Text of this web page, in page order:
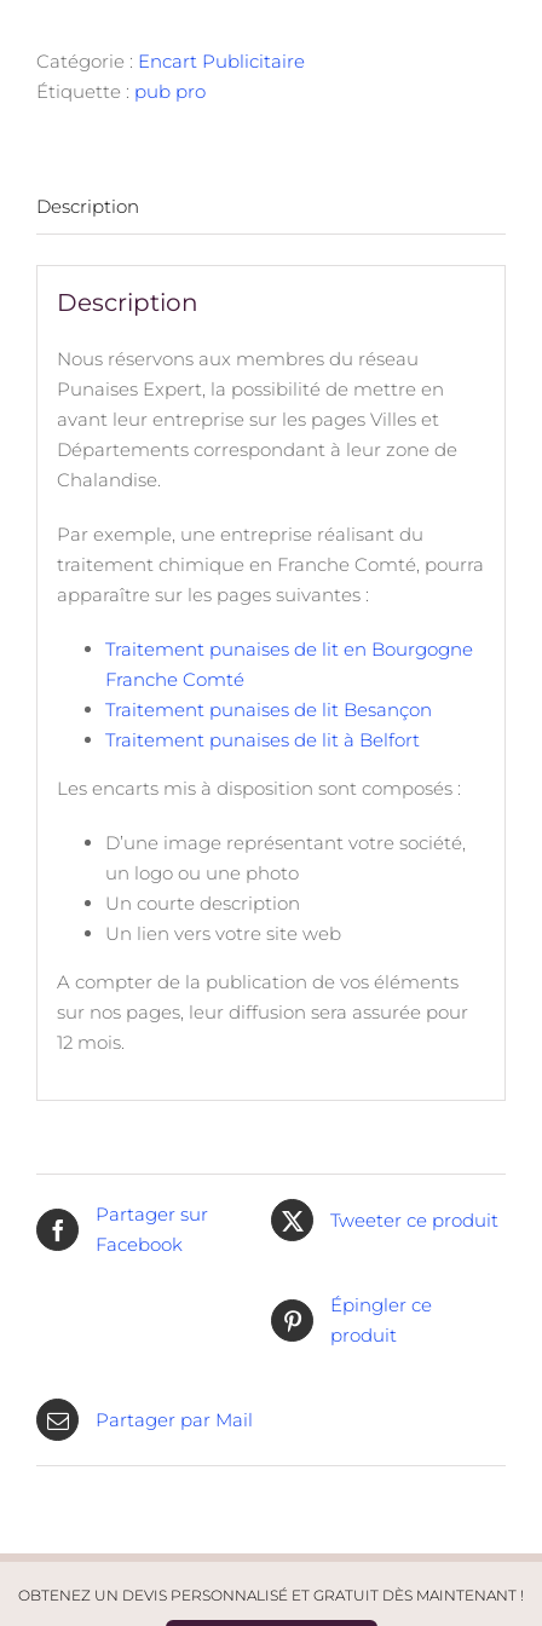
Ville
Catégorie : Encart Publicitaire
Étiquette : pub pro
Description
Description
Nous réservons aux membres du réseau
Punaises Expert, la possibilité de mettre en
avant leur entreprise sur les pages Villes et
Départements correspondant à leur zone de
Chalandise.
Par exemple, une entreprise réalisant du
traitement chimique en Franche Comté, pourra
apparaître sur les pages suivantes :
Traitement punaises de lit en Bourgogne
Franche Comté
Traitement punaises de lit Besançon
Traitement punaises de lit à Belfort
Les encarts mis à disposition sont composés :
D’une image représentant votre société,
un logo ou une photo
Un courte description
Un lien vers votre site web
A compter de la publication de vos éléments
sur nos pages, leur diffusion sera assurée pour
12 mois.
Partager sur
Facebook
Tweeter ce produit
Épingler ce
produit
Partager par Mail
OBTENEZ UN DEVIS PERSONNALISÉ ET GRATUIT DÈS MAINTENANT !